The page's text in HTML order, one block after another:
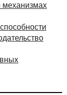
механизмах